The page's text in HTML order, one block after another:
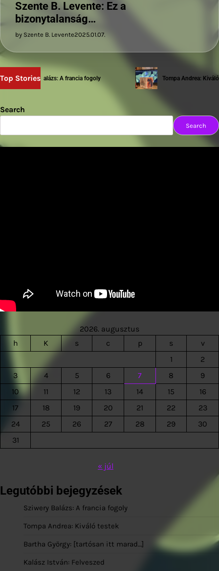
Szente B. Levente: Ez a
bizonytalanság…
by Szente B. Levente2025.01.07.
Top Stories
Sziwery Balázs: A francia fogoly Tompa Andrea: Kiváló
Search
Search
2026. augusztus
h
K s c p s
v
1
2
3
4 5 6 7 8
9
10
11 12 13 14 15
16
17
18 19 20 21 22
23
24
25 26 27 28 29
30
31
« júl
Legutóbbi bejegyzések
Sziwery Balázs: A francia fogoly
Tompa Andrea: Kiváló testek
Bartha György: [tartósan itt marad…]
Kalász István: Felveszed